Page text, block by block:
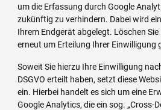
um die Erfassung durch Google
zukünftig zu verhindern. Dabei wird
Ihrem Endgerät abgelegt. Löschen Sie
erneut um Erteilung Ihrer Einwilligung
Soweit Sie hierzu Ihre Einwilligung
DSGVO erteilt haben, setzt diese
ein. Hierbei handelt es sich um eine
Google Analytics, die ein sog. „Cross-